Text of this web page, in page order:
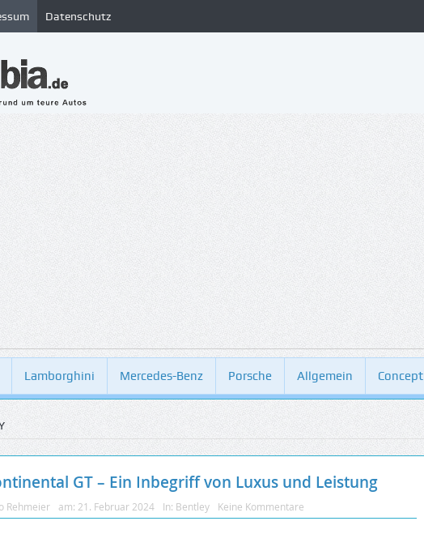
Datenschutz
Lamborghini Mercedes-Benz Porsche Allgemein Concept
GT – Ein Inbegriff von Luxus und Leistung
Rehmeier am: 21. Februar 2024 In: Bentley Keine Kommentare